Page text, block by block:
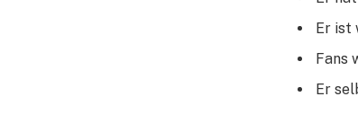
Er ist
Fans
Er